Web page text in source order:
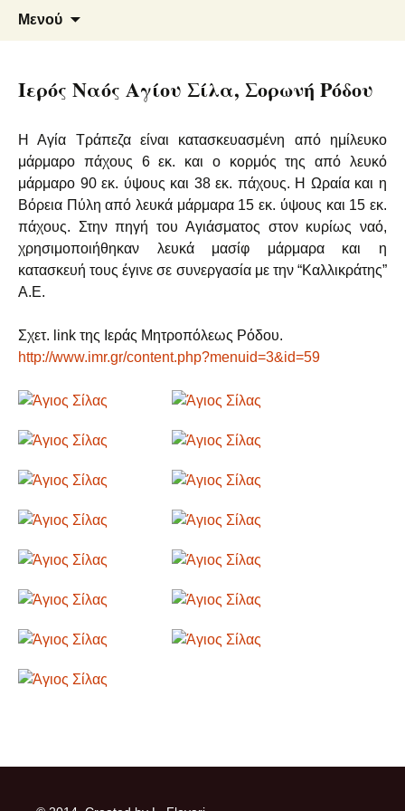
Μετάβαση
Φλεβάρης Α. – Αρμενάκης Ε.
Ο.Ε.
Μάρμαρα – Γρανίτες
Μενού
Ιερός Ναός Αγίου Σίλα, Σορωνή Ρόδου
Η Αγία Τράπεζα είναι κατασκευασμένη από ημίλευκο
μάρμαρο πάχους 6 εκ. και ο κορμός της από λευκό
μάρμαρο 90 εκ. ύψους και 38 εκ. πάχους. Η Ωραία και η
Βόρεια Πύλη από λευκά μάρμαρα 15 εκ. ύψους και 15 εκ.
πάχους. Στην πηγή του Αγιάσματος στον κυρίως ναό,
χρησιμοποιήθηκαν λευκά μασίφ μάρμαρα και η
κατασκευή τους έγινε σε συνεργασία με την “Καλλικράτης”
Α.Ε.
Σχετ. link της Ιεράς Μητροπόλεως Ρόδου.
http://www.imr.gr/content.php?menuid=3&id=59